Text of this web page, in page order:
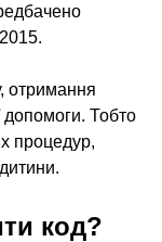
отримання
допомоги. Тобто
процедур,
код?